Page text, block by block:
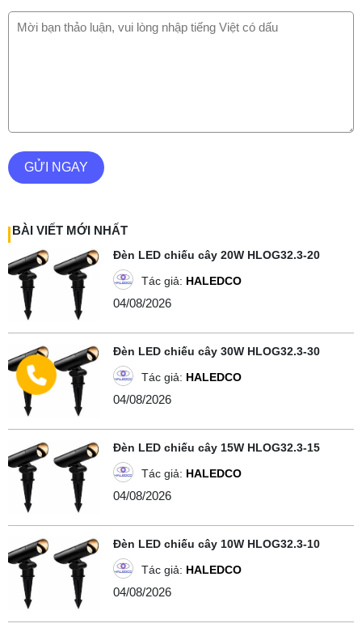
GỬI NGAY
BÀI VIẾT MỚI NHẤT
Đèn LED chiếu cây 20W HLOG32.3-20
Tác giả: HALEDCO
04/08/2026
Đèn LED chiếu cây 30W HLOG32.3-30
Tác giả: HALEDCO
04/08/2026
Đèn LED chiếu cây 15W HLOG32.3-15
Tác giả: HALEDCO
04/08/2026
Đèn LED chiếu cây 10W HLOG32.3-10
Tác giả: HALEDCO
04/08/2026